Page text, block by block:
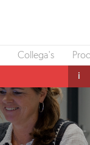
Collega's
i